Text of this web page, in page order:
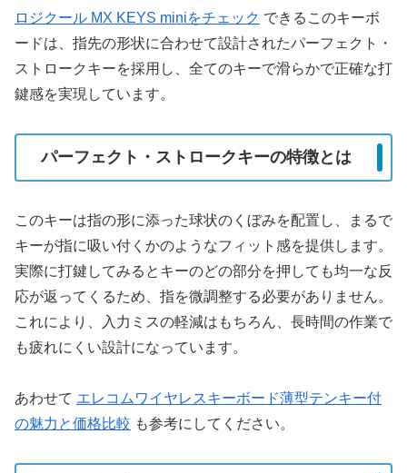
ロジクール MX KEYS miniをチェック できるこのキーボ
ードは、指先の形状に合わせて設計されたパーフェクト・
ストロークキーを採用し、全てのキーで滑らかで正確な打
鍵感を実現しています。
パーフェクト・ストロークキーの特徴とは
このキーは指の形に添った球状のくぼみを配置し、まるで
キーが指に吸い付くかのようなフィット感を提供します。
実際に打鍵してみるとキーのどの部分を押しても均一な反
応が返ってくるため、指を微調整する必要がありません。
これにより、入力ミスの軽減はもちろん、長時間の作業で
も疲れにくい設計になっています。
あわせて エレコムワイヤレスキーボード薄型テンキー付
の魅力と価格比較 も参考にしてください。